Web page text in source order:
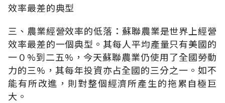
效率最差的典型
三、農業經營效率的低落：蘇聯農業是世界上經營
效率最差的一個典型。其每人平均產量只有美國的
一０%到二五%，今天蘇聯農業仍使用了全國勞動
力的三%，其每年投資亦占全國的三分之一。如不
能有所改進，則對整個經濟所產生的拖累自極巨
大。